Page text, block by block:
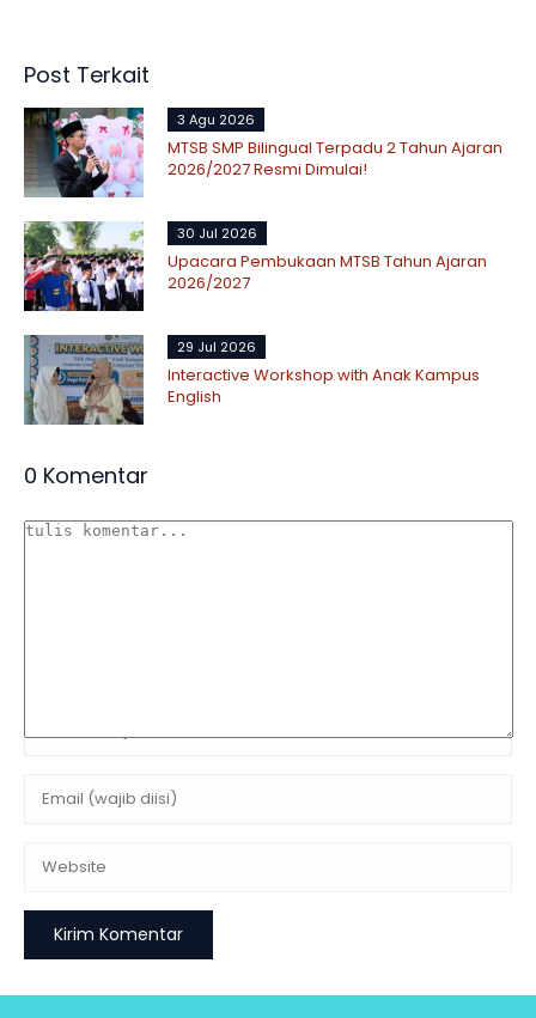
Post Terkait
3 Agu 2026
MTSB SMP Bilingual Terpadu 2 Tahun Ajaran
2026/2027 Resmi Dimulai!
30 Jul 2026
Upacara Pembukaan MTSB Tahun Ajaran
2026/2027
29 Jul 2026
Interactive Workshop with Anak Kampus
English
0 Komentar